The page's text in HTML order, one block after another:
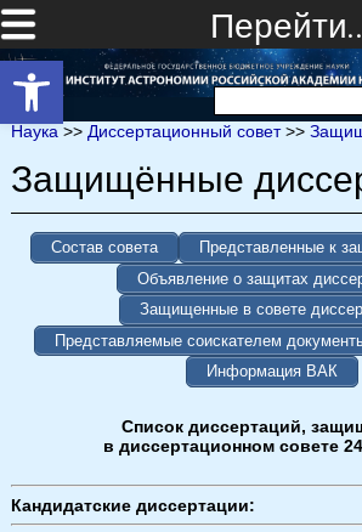
Открыть панель инструментов
Найти:
Наука >> Диссертационный совет>>
Защищённые
Состав совета
Представленные к
Объявление о защитах
Защищенные в совете
Представляемые соискателем
Информация ВАК
Список диссертаций,
в диссертационном совете
Кандидатские диссертации: